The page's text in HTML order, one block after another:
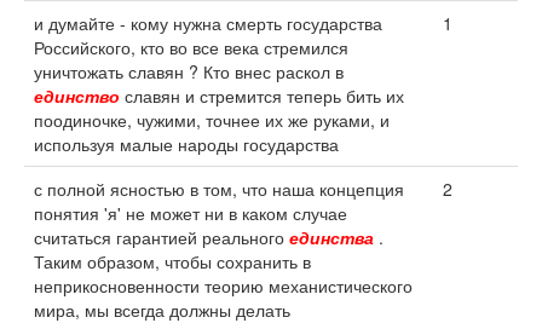
и думайте - кому нужна смерть государства
Российского, кто во все века стремился
уничтожать славян ? Кто внес раскол в
единство славян и стремится теперь бить их
поодиночке, чужими, точнее их же руками, и
используя малые народы государства
1
с полной ясностью в том, что наша концепция
понятия 'я' не может ни в каком случае
считаться гарантией реального единства .
Таким образом, чтобы сохранить в
неприкосновенности теорию механистического
мира, мы всегда должны делать
2